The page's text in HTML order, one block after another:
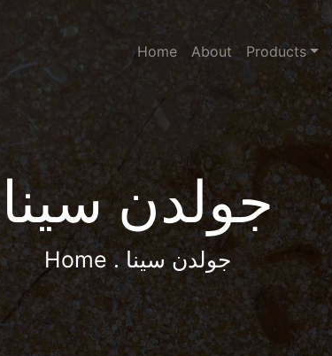
Home About Products
جولدن سينا
Home . جولدن سينا